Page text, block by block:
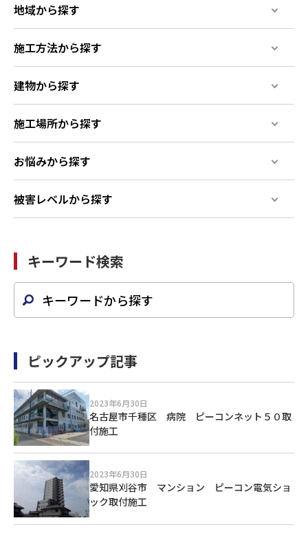
地域から探す
施工方法から探す
建物から探す
施工場所から探す
お悩みから探す
被害レベルから探す
キーワード検索
ピックアップ記事
2023年6月30日
名古屋市千種区 病院 ピーコンネット５０取
付施工
2023年6月30日
愛知県刈谷市 マンション ピーコン電気ショ
ック取付施工